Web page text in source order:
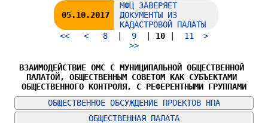
05.10.2017
МФЦ ЗАВЕРЯЕТ
ДОКУМЕНТЫ ИЗ
КАДАСТРОВОЙ ПАЛАТЫ
<<
< 8 9 10| 11
>
>>
ВЗАИМОДЕЙСТВИЕ ОМС С МУНИЦИПАЛЬНОЙ ОБЩЕСТВЕННОЙ
ПАЛАТОЙ, ОБЩЕСТВЕННЫМ СОВЕТОМ КАК СУБЪЕКТАМИ
ОБЩЕСТВЕННОГО КОНТРОЛЯ, С РЕФЕРЕНТНЫМИ ГРУППАМИ
ОБЩЕСТВЕННОЕ ОБСУЖДЕНИЕ ПРОЕКТОВ НПА
ОБЩЕСТВЕННАЯ ПАЛАТА